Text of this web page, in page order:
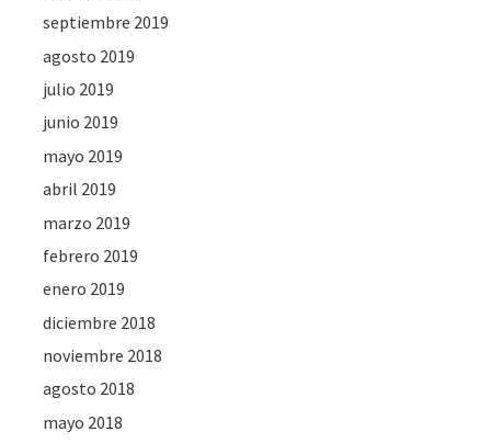
septiembre 2019
agosto 2019
julio 2019
junio 2019
mayo 2019
abril 2019
marzo 2019
febrero 2019
enero 2019
diciembre 2018
noviembre 2018
agosto 2018
mayo 2018